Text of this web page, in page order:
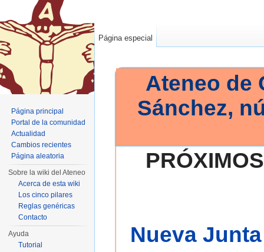
Ateneo de
Sánchez,
Nueva
Página especial
Página principal
Portal de la comunidad
Actualidad
Cambios recientes
Página aleatoria
Sobre la wiki del Ateneo
Acerca de esta wiki
Los cinco pilares
Reglas genéricas
Contacto
Ayuda
Tutorial